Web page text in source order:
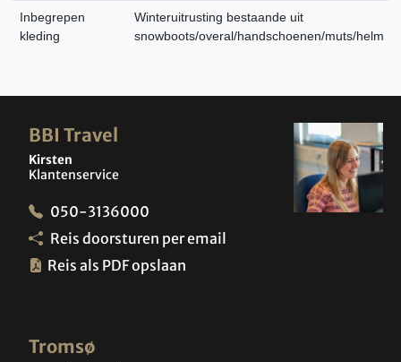
Inbegrepen
kleding
Winteruitrusting bestaande uit
snowboots/overal/handschoenen/muts/helm
Tromsø
BBI Travel
Kirsten
Klantenservice
050-3136000
Reis doorsturen per email
Reis als PDF opslaan